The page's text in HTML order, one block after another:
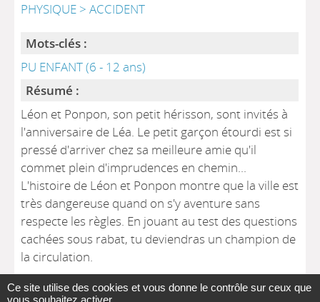
PHYSIQUE > ACCIDENT
Mots-clés :
PU ENFANT (6 - 12 ans)
Résumé :
Léon et Ponpon, son petit hérisson, sont invités à
l'anniversaire de Léa. Le petit garçon étourdi est si
pressé d'arriver chez sa meilleure amie qu'il
commet plein d'imprudences en chemin...
L'histoire de Léon et Ponpon montre que la ville est
très dangereuse quand on s'y aventure sans
respecte les règles. En jouant au test des questions
cachées sous rabat, tu deviendras un champion de
la circulation.
Ce site utilise des cookies et vous donne le contrôle sur ceux que
vous souhaitez activer